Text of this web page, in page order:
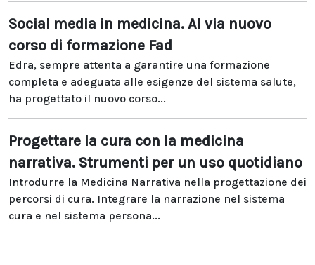
Social media in medicina. Al via nuovo
corso di formazione Fad
Edra, sempre attenta a garantire una formazione
completa e adeguata alle esigenze del sistema salute,
ha progettato il nuovo corso...
Progettare la cura con la medicina
narrativa. Strumenti per un uso quotidiano
Introdurre la Medicina Narrativa nella progettazione dei
percorsi di cura. Integrare la narrazione nel sistema
cura e nel sistema persona...